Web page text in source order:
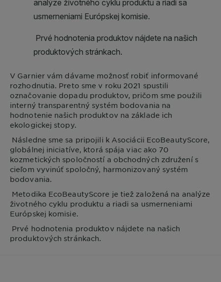
V Garniervám dávame možnosť robiť informované
rozhodnutia. Preto sme v roku 2021 spustili
označovanie dopadu produktov, pričom sme použili
interný transparentný systém bodovania na
hodnotenie našich produktov na základe ich
ekologickej stopy.
Následne sme sa pripojili k Asociácii EcoBeautyScore,
globálnej iniciatíve, ktorá spája viac ako 70
kozmetických spoločností a obchodných združení s
cieľom vyvinúť spoločný, harmonizovaný systém
bodovania.
Metodika EcoBeautyScore je tiež založená na analýze
životného cyklu produktu a riadi sa usmerneniami
Európskej komisie.
Prvé hodnotenia produktov nájdete na našich
produktových stránkach.